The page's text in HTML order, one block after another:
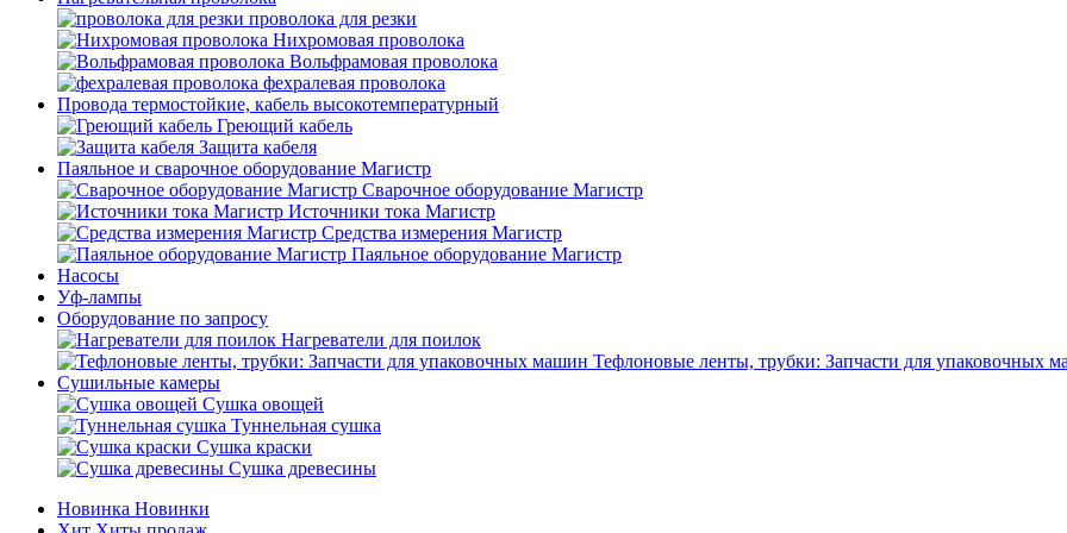
проволока для резки
Нихромовая проволока
Вольфрамовая проволока
фехралевая проволока
Провода термостойкие, кабель высокотемпературный
Греющий кабель
Защита кабеля
Паяльное и сварочное оборудование Магистр
Сварочное оборудование Магистр
Источники тока Магистр
Средства измерения Магистр
Паяльное оборудование Магистр
Насосы
Уф-лампы
Оборудование по запросу
Нагреватели для поилок
Тефлоновые ленты, трубки: Запчасти для упаковочных
Сушильные камеры
Сушка овощей
Туннельная сушка
Сушка краски
Сушка древесины
Новинка Новинки